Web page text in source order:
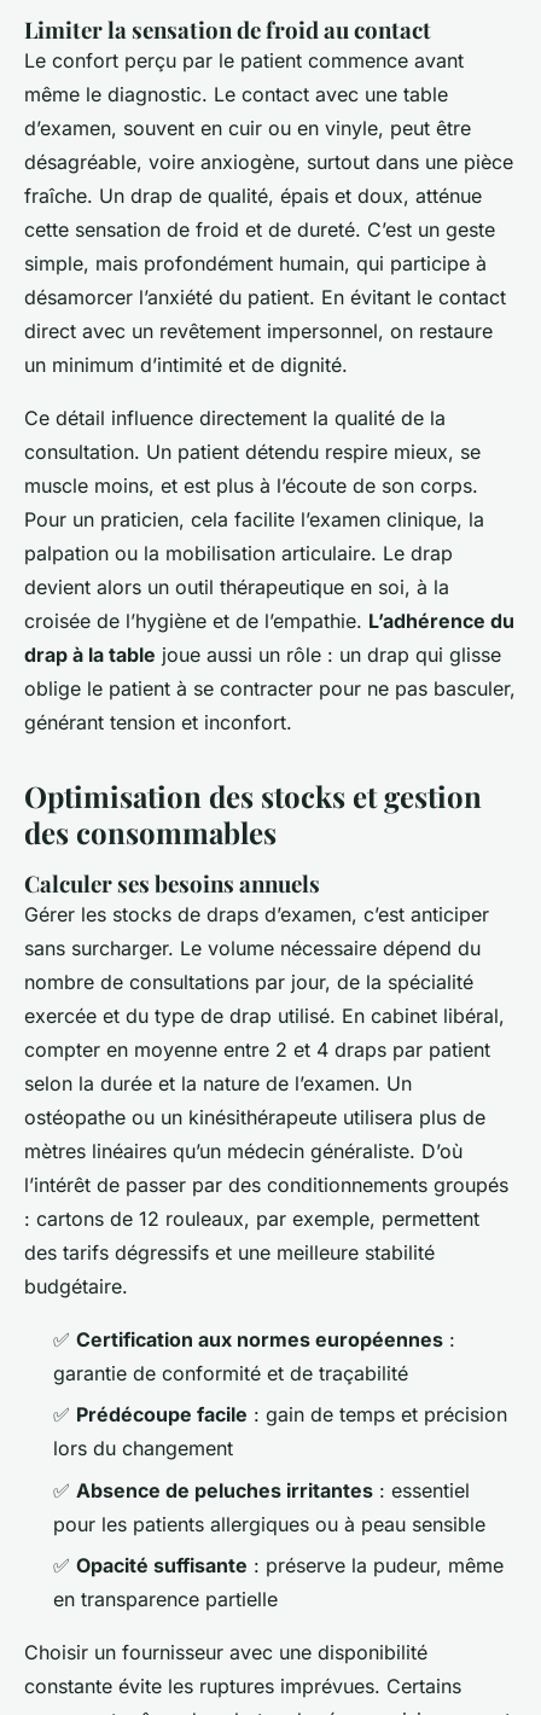
Limiter la sensation de froid au contact
Le confort perçu par le patient commence avant
même le diagnostic. Le contact avec une table
d’examen, souvent en cuir ou en vinyle, peut être
désagréable, voire anxiogène, surtout dans une pièce
fraîche. Un drap de qualité, épais et doux, atténue
cette sensation de froid et de dureté. C’est un geste
simple, mais profondément humain, qui participe à
désamorcer l’anxiété du patient. En évitant le contact
direct avec un revêtement impersonnel, on restaure
un minimum d’intimité et de dignité.
Ce détail influence directement la qualité de la
consultation. Un patient détendu respire mieux, se
muscle moins, et est plus à l’écoute de son corps.
Pour un praticien, cela facilite l’examen clinique, la
palpation ou la mobilisation articulaire. Le drap
devient alors un outil thérapeutique en soi, à la
croisée de l’hygiène et de l’empathie. L’adhérence du
drap à la table joue aussi un rôle : un drap qui glisse
oblige le patient à se contracter pour ne pas basculer,
générant tension et inconfort.
Optimisation des stocks et gestion
des consommables
Calculer ses besoins annuels
Gérer les stocks de draps d’examen, c’est anticiper
sans surcharger. Le volume nécessaire dépend du
nombre de consultations par jour, de la spécialité
exercée et du type de drap utilisé. En cabinet libéral,
compter en moyenne entre 2 et 4 draps par patient
selon la durée et la nature de l’examen. Un
ostéopathe ou un kinésithérapeute utilisera plus de
mètres linéaires qu’un médecin généraliste. D’où
l’intérêt de passer par des conditionnements groupés
: cartons de 12 rouleaux, par exemple, permettent
des tarifs dégressifs et une meilleure stabilité
budgétaire.
✅ Certification aux normes européennes :
garantie de conformité et de traçabilité
✅ Prédécoupe facile : gain de temps et précision
lors du changement
✅ Absence de peluches irritantes : essentiel
pour les patients allergiques ou à peau sensible
✅ Opacité suffisante : préserve la pudeur, même
en transparence partielle
Choisir un fournisseur avec une disponibilité
constante évite les ruptures imprévues. Certains